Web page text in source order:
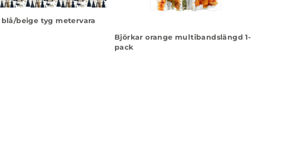
beige tyg metervara
Björkar orange multibandslängd 1-
pack